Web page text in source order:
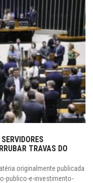
TRAVAS DO
originalmente publicada
publico-e-investimento-